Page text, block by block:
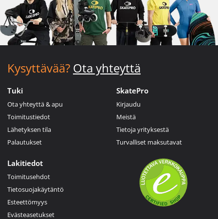
Kysyttävää? Ota yhteyttä
Tuki
Ota yhteyttä & apu
Toimitustiedot
Lähetyksen tila
Palautukset
SkatePro
Kirjaudu
Meistä
Tietoja yrityksestä
Turvalliset maksutavat
Lakitiedot
Toimitusehdot
Tietosuojakäytäntö
Esteettömyys
Evästeasetukset